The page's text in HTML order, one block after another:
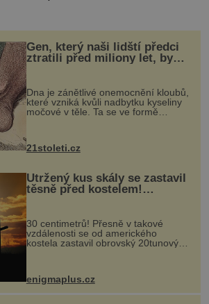
Gen, který naši lidští předci
ztratili před miliony let, by
mohl pomoci s léčbou
„nemoci králů“
Dna je zánětlivé onemocnění kloubů,
které vzniká kvůli nadbytku kyseliny
močové v těle. Ta se ve formě
nohou, a způsobuje bole...
21stoleti.cz
Utržený kus skály se zastavil
těsně před kostelem!
Ochránila ho boží síla?
30 centimetrů! Přesně v takové
vzdálenosti se od amerického
kostela zastavil obrovský 20tunový
...
enigmaplus.cz